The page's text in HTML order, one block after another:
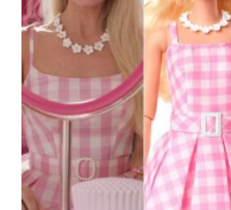
o
o
k